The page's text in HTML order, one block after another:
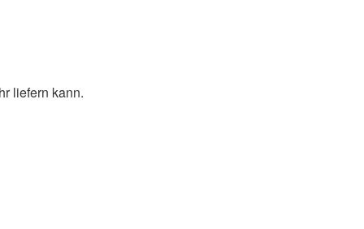
liefern kann.